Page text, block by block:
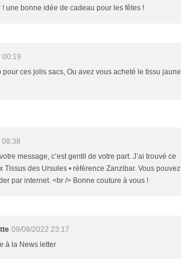
! une bonne idée de cadeau pour les fêtes !
00:19
pour ces jolis sacs, Ou avez vous acheté le tissu
message, c’est gentil de votre part. J’ai trouvé ce
Tissus des Ursules • référence Zanzibar. Vous pouvez
par internet. <br /> Bonne couture à vous !
09/08/2022 23:17
à la News letter